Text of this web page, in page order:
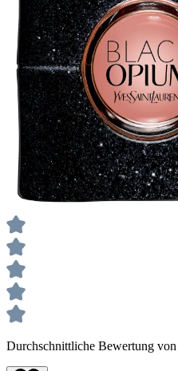
Durchschnittliche Bewertung